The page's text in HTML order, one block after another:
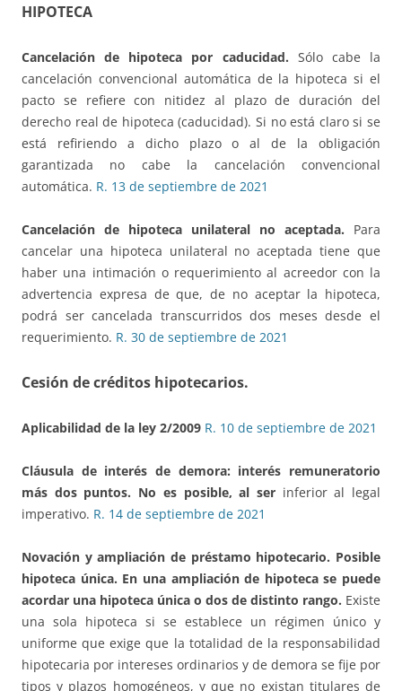
HIPOTECA
Cancelación de hipoteca por caducidad. Sólo cabe la
cancelación convencional automática de la hipoteca si el
pacto se refiere con nitidez al plazo de duración del
derecho real de hipoteca (caducidad). Si no está claro si se
está refiriendo a dicho plazo o al de la obligación
garantizada no cabe la cancelación convencional
automática. R. 13 de septiembre de 2021
Cancelación de hipoteca unilateral no aceptada. Para
cancelar una hipoteca unilateral no aceptada tiene que
haber una intimación o requerimiento al acreedor con la
advertencia expresa de que, de no aceptar la hipoteca,
podrá ser cancelada transcurridos dos meses desde el
requerimiento. R. 30 de septiembre de 2021
Cesión de créditos hipotecarios.
Aplicabilidad de la ley 2/2009 R. 10 de septiembre de 2021
Cláusula de interés de demora: interés remuneratorio
más dos puntos. No es posible, al ser inferior al legal
imperativo. R. 14 de septiembre de 2021
Novación y ampliación de préstamo hipotecario. Posible
hipoteca única. En una ampliación de hipoteca se puede
acordar una hipoteca única o dos de distinto rango. Existe
una sola hipoteca si se establece un régimen único y
uniforme que exige que la totalidad de la responsabilidad
hipotecaria por intereses ordinarios y de demora se fije por
tipos y plazos homogéneos, y que no existan titulares de